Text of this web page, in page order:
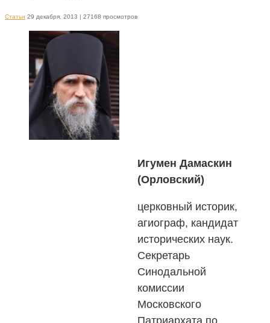
Статьи 29 декабря, 2013 | 27168 просмотров
Игумен Дамаскин
(Орловский)
церковный историк,
агиограф, кандидат
исторических наук.
Секретарь
Синодальной
комиссии
Московского